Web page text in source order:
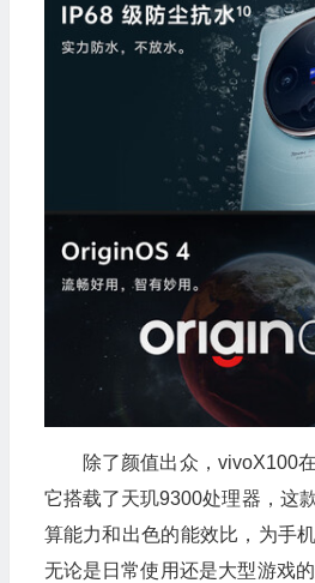
除了颜值出众，vivoX100
它搭载了天玑9300处理器，这
算能力和出色的能效比，为手
无论是日常使用还是大型游戏